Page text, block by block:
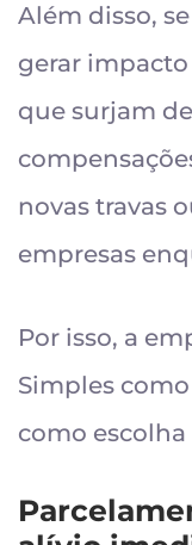
Além disso,
gerar impacto
que surjam
novas travas
empresas
Por isso, a
Simples
como